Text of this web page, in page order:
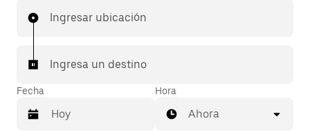
Ingresar ubicación
Ingresa un destino
Fecha Hora
Ahora